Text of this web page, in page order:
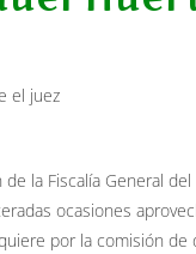
el juez
la Fiscalía General
ocasiones
por la comisión de